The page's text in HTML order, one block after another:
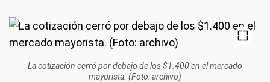
La cotización cerró por debajo de los $1.400 en el mercado
mayorista. (Foto: archivo)